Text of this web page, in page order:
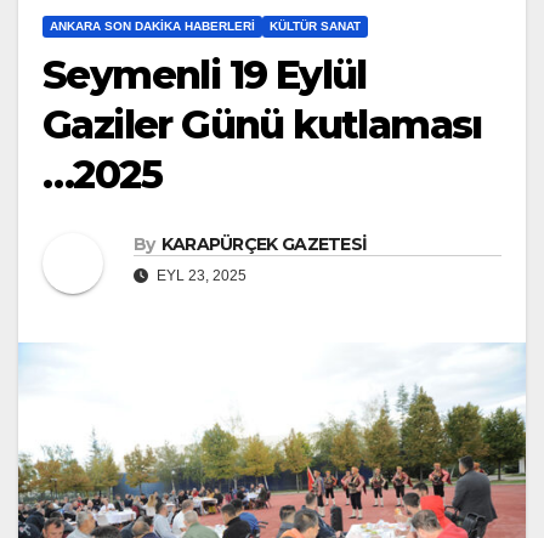
ANKARA SON DAKIKA HABERLERI KÜLTÜR SANAT
Seymenli 19 Eylül
Gaziler Günü kutlaması
…2025
By KARAPÜRÇEK GAZETESİ
EYL 23, 2025